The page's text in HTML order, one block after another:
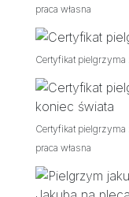
praca własna
Certyfikat pielgrzyma
Certyfikat pielgrzyma
praca własna